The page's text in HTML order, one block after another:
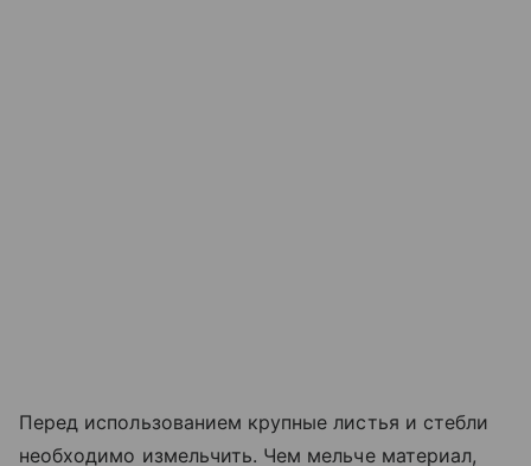
Перед использованием крупные листья и стебли
необходимо измельчить. Чем мельче материал,